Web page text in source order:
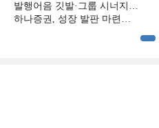
발행어음 깃발·그룹 시너지…
하나증권, 성장 발판 마련